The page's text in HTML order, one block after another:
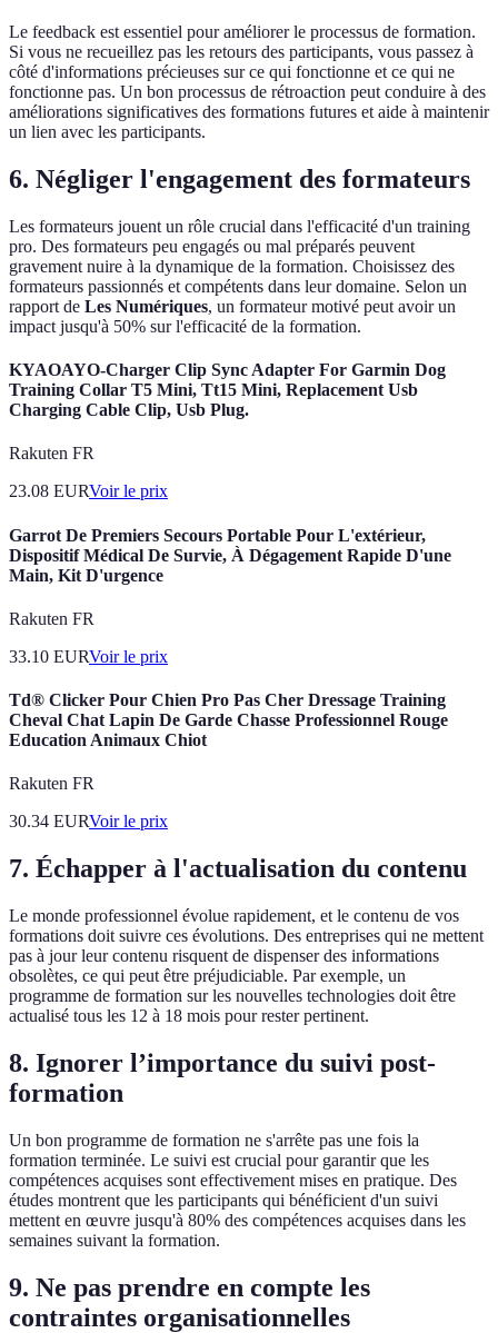
Le feedback est essentiel pour améliorer le processus de formation.
Si vous ne recueillez pas les retours des participants, vous passez à
côté d'informations précieuses sur ce qui fonctionne et ce qui ne
fonctionne pas. Un bon processus de rétroaction peut conduire à des
améliorations significatives des formations futures et aide à maintenir
un lien avec les participants.
6. Négliger l'engagement des formateurs
Les formateurs jouent un rôle crucial dans l'efficacité d'un training
pro. Des formateurs peu engagés ou mal préparés peuvent
gravement nuire à la dynamique de la formation. Choisissez des
formateurs passionnés et compétents dans leur domaine. Selon un
rapport de Les Numériques, un formateur motivé peut avoir un
impact jusqu'à 50% sur l'efficacité de la formation.
KYAOAYO-Charger Clip Sync Adapter For Garmin Dog
Training Collar T5 Mini, Tt15 Mini, Replacement Usb
Charging Cable Clip, Usb Plug.
Rakuten FR
23.08 EURVoir le prix
Garrot De Premiers Secours Portable Pour L'extérieur,
Dispositif Médical De Survie, À Dégagement Rapide D'une
Main, Kit D'urgence
Rakuten FR
33.10 EURVoir le prix
Td® Clicker Pour Chien Pro Pas Cher Dressage Training
Cheval Chat Lapin De Garde Chasse Professionnel Rouge
Education Animaux Chiot
Rakuten FR
30.34 EURVoir le prix
7. Échapper à l'actualisation du contenu
Le monde professionnel évolue rapidement, et le contenu de vos
formations doit suivre ces évolutions. Des entreprises qui ne mettent
pas à jour leur contenu risquent de dispenser des informations
obsolètes, ce qui peut être préjudiciable. Par exemple, un
programme de formation sur les nouvelles technologies doit être
actualisé tous les 12 à 18 mois pour rester pertinent.
8. Ignorer l’importance du suivi post-
formation
Un bon programme de formation ne s'arrête pas une fois la
formation terminée. Le suivi est crucial pour garantir que les
compétences acquises sont effectivement mises en pratique. Des
études montrent que les participants qui bénéficient d'un suivi
mettent en œuvre jusqu'à 80% des compétences acquises dans les
semaines suivant la formation.
9. Ne pas prendre en compte les
contraintes organisationnelles